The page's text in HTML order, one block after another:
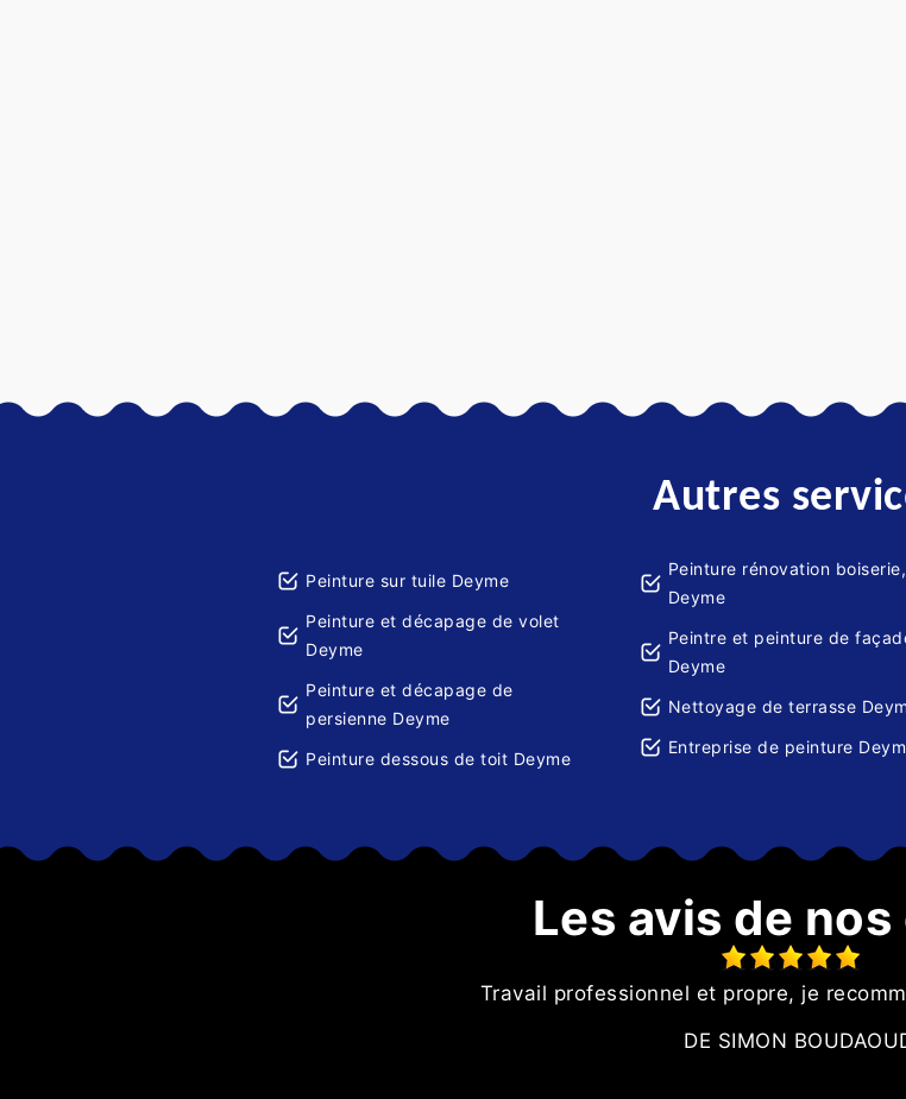
Autres
Peinture sur tuile Deyme
Peinture et décapage de volet
Deyme
Peinture et décapage de
persienne Deyme
Peinture dessous de toit Deyme
Peinture rénovation
Deyme
Peintre et peinture de
Deyme
Nettoyage de terrasse
Entreprise de peinture
Les avis de
Travail professionnel et propre, je
DE SIMON